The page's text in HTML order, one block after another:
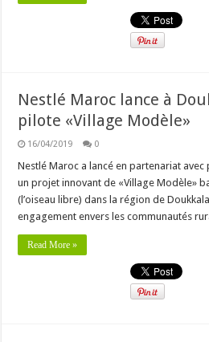
Nestlé Maroc lance à
pilote «Village Modèle»
16/04/2019 0
Nestlé Maroc a lancé en partenariat avec
un projet innovant de «Village Modèle»
(l’oiseau libre) dans la région de
engagement envers les communautés
Read More »